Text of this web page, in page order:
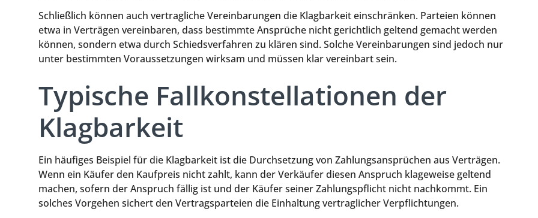
Schließlich können auch vertragliche Vereinbarungen die Klagbarkeit einschränken. Parteien können
etwa in Verträgen vereinbaren, dass bestimmte Ansprüche nicht gerichtlich geltend gemacht werden
können, sondern etwa durch Schiedsverfahren zu klären sind. Solche Vereinbarungen sind jedoch nur
unter bestimmten Voraussetzungen wirksam und müssen klar vereinbart sein.
Typische Fallkonstellationen der
Klagbarkeit
Ein häufiges Beispiel für die Klagbarkeit ist die Durchsetzung von Zahlungsansprüchen aus Verträgen.
Wenn ein Käufer den Kaufpreis nicht zahlt, kann der Verkäufer diesen Anspruch klageweise geltend
machen, sofern der Anspruch fällig ist und der Käufer seiner Zahlungspflicht nicht nachkommt. Ein
solches Vorgehen sichert den Vertragsparteien die Einhaltung vertraglicher Verpflichtungen.